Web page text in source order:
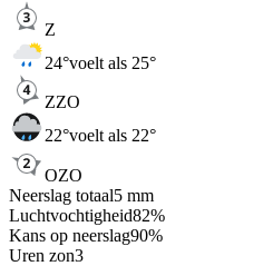
Z
24°voelt als 25°
ZZO
22°voelt als 22°
OZO
Neerslag totaal5 mm
Luchtvochtigheid82%
Kans op neerslag90%
Uren zon3